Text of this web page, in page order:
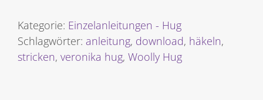
Menge
Kategorie: Einzelanleitungen - Hug
Schlagwörter: anleitung, download, häkeln,
stricken, veronika hug, Woolly Hug